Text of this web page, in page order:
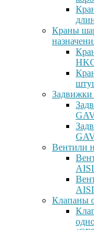
Краны
Вентили
Клапаны